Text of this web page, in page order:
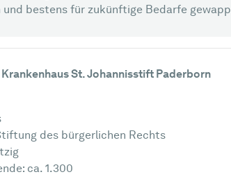
und bestens für zukünftige Bedarfe
St. Johannisstift Paderborn
des bürgerlichen Rechts
ca. 1.300